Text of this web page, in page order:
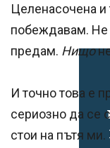
Целенасочена
побеждавам.
предам. Нищо
И точно това е
сериозно да се
стои на пътя